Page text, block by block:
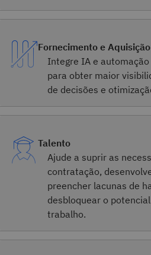
Fornecimento e Aquisição
Integre IA e
para obter maior
de decisões e
Talento
Ajude a suprir as
contratação,
preencher lacunas de
desbloquear o
trabalho.